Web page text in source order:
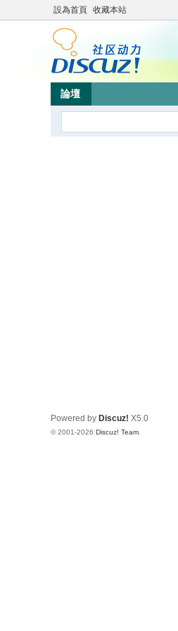
設為首頁 收藏本站
論壇
Powered by Discuz! X5.0
© 2001-2026 Discuz! Team